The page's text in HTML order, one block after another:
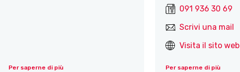
Per saperne di più
091 936 30 69
Scrivi una mail
Visita il sito web
Per saperne di più